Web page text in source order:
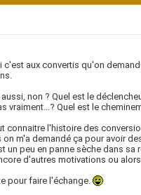
aux convertis qu'on
non ? Quel est le
vraiment...? Quel est le
connaitre l'histoire des
m'a demandé ça pour avoir
un peu en panne sèche dans sa
d'autres motivations ou
pour faire l'échange.